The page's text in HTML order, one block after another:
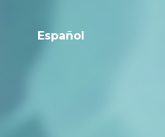
Español